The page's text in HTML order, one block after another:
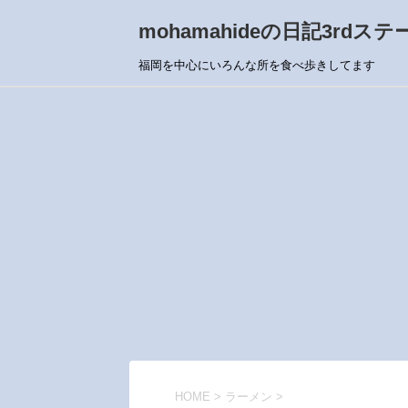
mohamahideの日記3rdステ
福岡を中心にいろんな所を食べ歩きしてます
HOME > ラーメン >